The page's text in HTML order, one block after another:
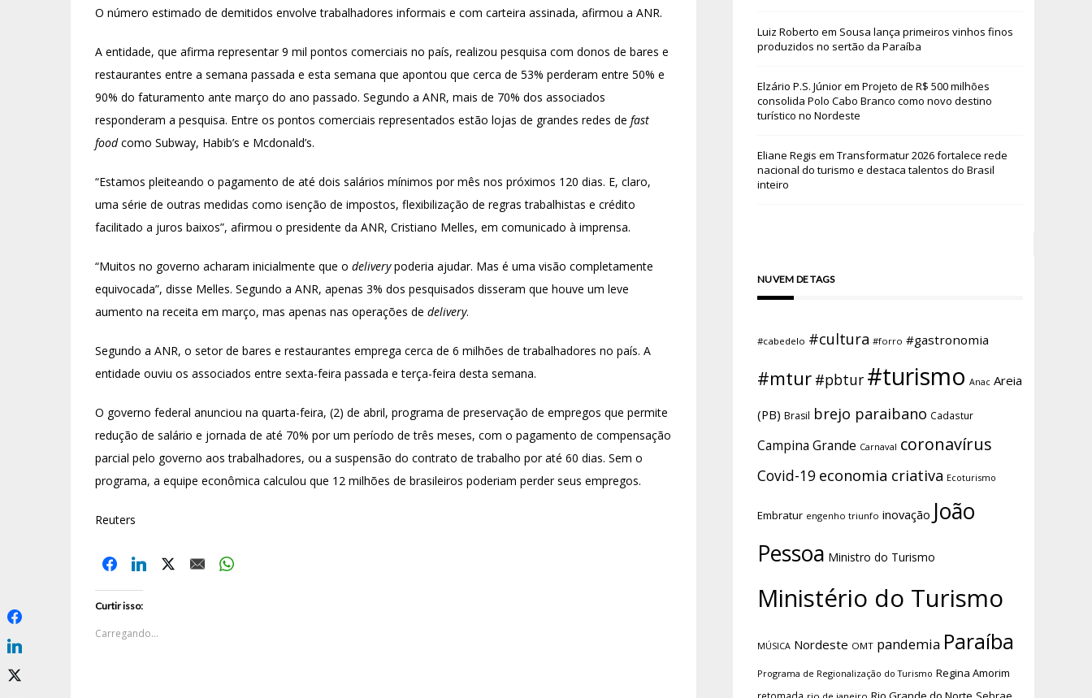
O número estimado de demitidos envolve trabalhadores informais e com carteira assinada, afirmou a ANR.
A entidade, que afirma representar 9 mil pontos comerciais no país, realizou pesquisa com donos de bares e
restaurantes entre a semana passada e esta semana que apontou que cerca de 53% perderam entre 50% e
90% do faturamento ante março do ano passado. Segundo a ANR, mais de 70% dos associados
responderam a pesquisa. Entre os pontos comerciais representados estão lojas de grandes redes de fast
foodcomo Subway, Habib’s e Mcdonald’s.
“Estamos pleiteando o pagamento de até dois salários mínimos por mês nos próximos 120 dias. E, claro,
uma série de outras medidas como isenção de impostos, flexibilização de regras trabalhistas e crédito
facilitado a juros baixos”, afirmou o presidente da ANR, Cristiano Melles, em comunicado à imprensa.
“Muitos no governo acharam inicialmente que o deliverypoderia ajudar. Mas é uma visão completamente
equivocada”, disse Melles. Segundo a ANR, apenas 3% dos pesquisados disseram que houve um leve
aumento na receita em março, mas apenas nas operações de delivery.
Segundo a ANR, o setor de bares e restaurantes emprega cerca de 6 milhões de trabalhadores no país. A
entidade ouviu os associados entre sexta-feira passada e terça-feira desta semana.
O governo federal anunciou na quarta-feira, (2) de abril, programa de preservação de empregos que permite
redução de salário e jornada de até 70% por um período de três meses, com o pagamento de compensação
parcial pelo governo aos trabalhadores, ou a suspensão do contrato de trabalho por até 60 dias. Sem o
programa, a equipe econômica calculou que 12 milhões de brasileiros poderiam perder seus empregos.
Reuters
Curtir isso:
Carregando...
Luiz Roberto em Sousa lança primeiros vinhos finos
produzidos no sertão da Paraíba
Elzário P.S. Júniorem Projeto de R$ 500 milhões
consolida Polo Cabo Branco como novo destino
turístico no Nordeste
Eliane Regis em Transformatur 2026 fortalece rede
nacional do turismo e destaca talentos do Brasil
inteiro
NUVEM DE TAGS
#cabedelo #cultura #forro #gastronomia
#mtur #pbtur #turismo Anac Areia
(PB) Brasil brejo paraibano Cadastur
Campina Grande Carnaval coronavírus
Covid-19 economia criativa Ecoturismo
Embratur engenho triunfo inovação João
Pessoa Ministro do Turismo
Ministério do Turismo
MÚSICA Nordeste OMT pandemia Paraíba
Programa de Regionalização do Turismo Regina Amorim